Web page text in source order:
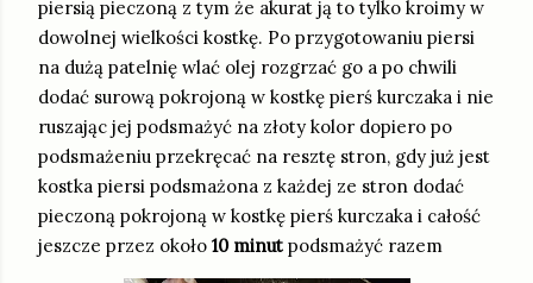
piersią pieczoną z tym że akurat ją to tylko kroimy w
dowolnej wielkości kostkę. Po przygotowaniu piersi
na dużą patelnię wlać olej rozgrzać go a po chwili
dodać surową pokrojoną w kostkę pierś kurczaka i nie
ruszając jej podsmażyć na złoty kolor dopiero po
podsmażeniu przekręcać na resztę stron, gdy już jest
kostka piersi podsmażona z każdej ze stron dodać
pieczoną pokrojoną w kostkę pierś kurczaka i całość
jeszcze przez około 10 minut podsmażyć razem